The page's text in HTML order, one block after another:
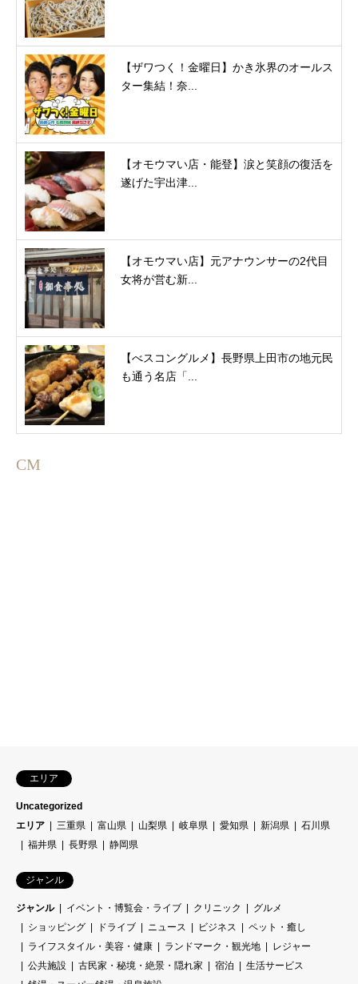
【ザワつく！金曜日】かき氷界のオールス
ター集結！奈...
【オモウマい店・能登】涙と笑顔の復活を
遂げた宇出津...
【オモウマい店】元アナウンサーの2代目
女将が営む新...
【べスコングルメ】長野県上田市の地元民
も通う名店「...
CM
エリア
Uncategorized
エリア
三重県 富山県 山梨県 岐阜県 愛知県 新潟県
石川県
福井県
長野県 静岡県
ジャンル
ジャンル イベント・博覧会・ライブ クリニック
グルメ
ショッピング
ドライブ ニュース ビジネス
ペット・癒し
ライフスタイル・美容・健康
ランドマーク・観光地
レジャー
公共施設
古民家・秘境・絶景・隠れ家 宿泊
生活サービス